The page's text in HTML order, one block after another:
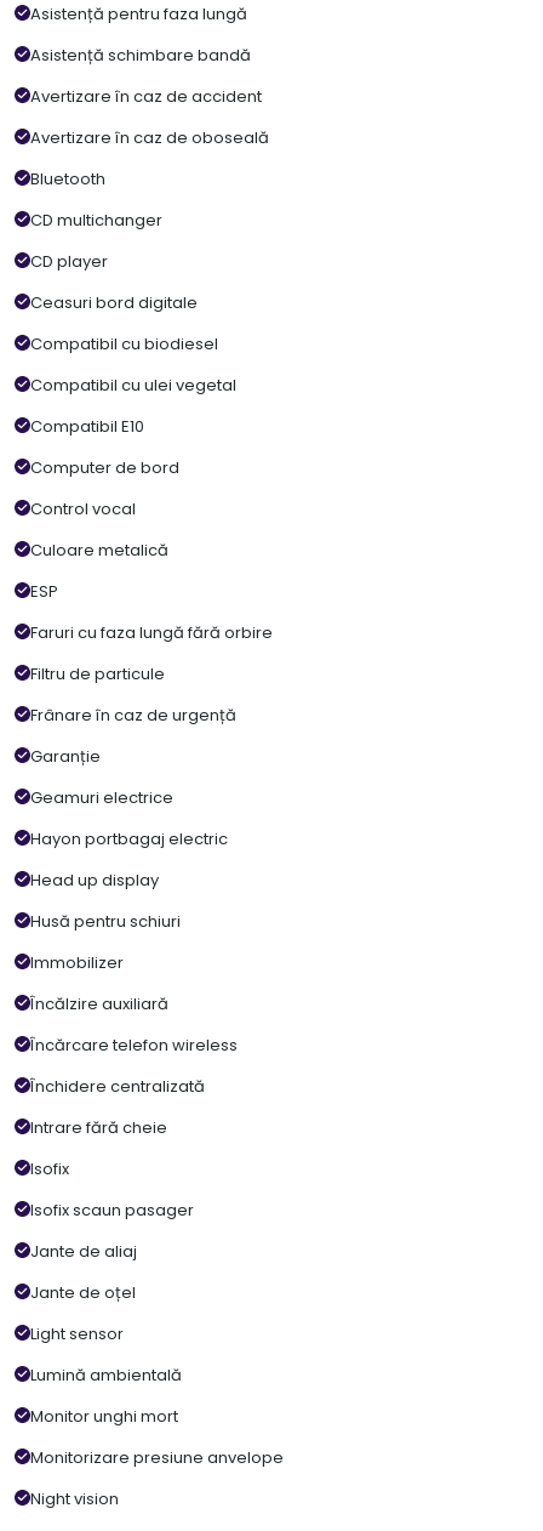
Asistență pentru faza lungă
Asistență schimbare bandă
Avertizare în caz de accident
Avertizare în caz de oboseală
Bluetooth
CD multichanger
CD player
Ceasuri bord digitale
Compatibil cu biodiesel
Compatibil cu ulei vegetal
Compatibil E10
Computer de bord
Control vocal
Culoare metalică
ESP
Faruri cu faza lungă fără orbire
Filtru de particule
Frânare în caz de urgență
Garanție
Geamuri electrice
Hayon portbagaj electric
Head up display
Husă pentru schiuri
Immobilizer
Încălzire auxiliară
Încărcare telefon wireless
Închidere centralizată
Intrare fără cheie
Isofix
Isofix scaun pasager
Jante de aliaj
Jante de oțel
Light sensor
Lumină ambientală
Monitor unghi mort
Monitorizare presiune anvelope
Night vision